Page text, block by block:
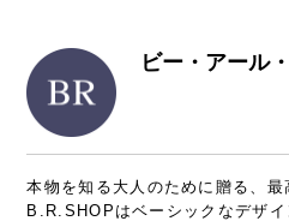
ビー・アール
本物を知る大人のために贈る、最
B.R.SHOPはベーシックなデザ